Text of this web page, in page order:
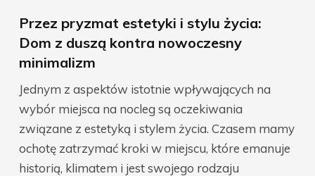
Przez pryzmat estetyki i stylu życia:
Dom z duszą kontra nowoczesny
minimalizm
Jednym z aspektów istotnie wpływających na
wybór miejsca na nocleg są oczekiwania
związane z estetyką i stylem życia. Czasem mamy
ochotę zatrzymać kroki w miejscu, które emanuje
historią, klimatem i jest swojego rodzaju